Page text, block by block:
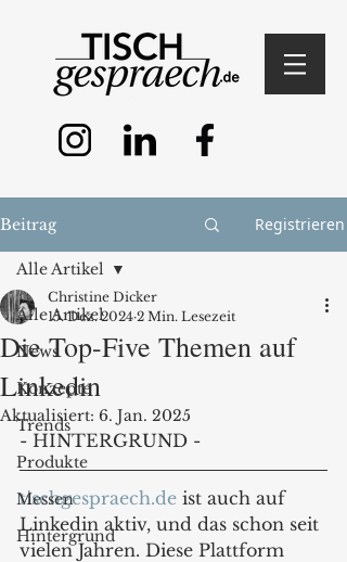
Beitrag Registrieren
Alle Artikel
News
Konzepte
Trends
Produkte
Messen
Hintergrund
Alle Artikel
Die Top-Five Themen auf
Linkedin
Christine Dicker
15. Dez. 2024 2 Min. Lesezeit
Aktualisiert: 6. Jan. 2025
- HINTERGRUND -
tischgespraech.de ist auch auf
Linkedin aktiv, und das schon seit
vielen Jahren. Diese Plattform